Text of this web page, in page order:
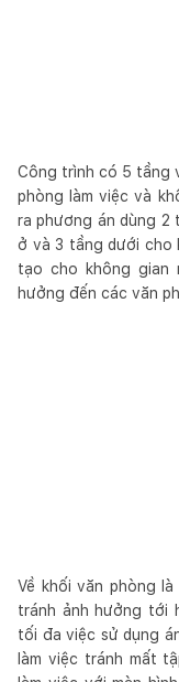
Công trình có 5 tầng
phòng làm việc và
ra phương án dùng 2
ở và 3 tầng dưới cho
tạo cho không
hưởng đến các văn
Về khối văn phòng
tránh ảnh hưởng tới
tối đa việc sử dụng
làm việc tránh mất